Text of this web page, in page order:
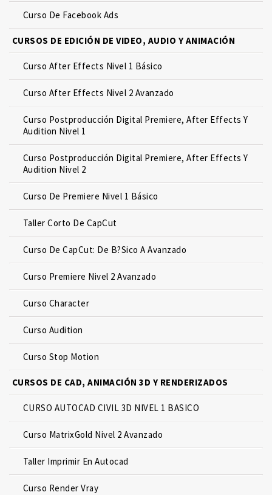
Curso De Facebook Ads
CURSOS DE EDICIÓN DE VIDEO, AUDIO Y ANIMACIÓN
Curso After Effects Nivel 1 Básico
Curso After Effects Nivel 2 Avanzado
Curso Postproducción Digital Premiere, After Effects Y
Audition Nivel 1
Curso Postproducción Digital Premiere, After Effects Y
Audition Nivel 2
Curso De Premiere Nivel 1 Básico
Taller Corto De CapCut
Curso De CapCut: De B?sico A Avanzado
Curso Premiere Nivel 2 Avanzado
Curso Character
Curso Audition
Curso Stop Motion
CURSOS DE CAD, ANIMACIÓN 3D Y RENDERIZADOS
CURSO AUTOCAD CIVIL 3D NIVEL 1 BASICO
Curso MatrixGold Nivel 2 Avanzado
Taller Imprimir En Autocad
Curso Render Vray